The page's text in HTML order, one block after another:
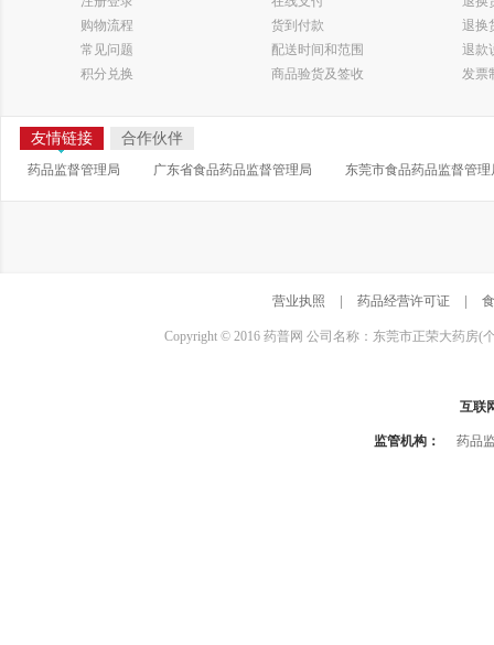
购物流程
常见问题
积分兑换
货到付款
配送时间和范围
商品验货及签收
退换
退款
发票
友情链接 合作伙伴
药品监督管理局 广东省食品药品监督管理局 东莞市食品药品监督管理
营业执照 药品经营许可证
Copyright © 2016 药普网 公司名称：东莞市正荣大药房(
互联
监管机构： 药品